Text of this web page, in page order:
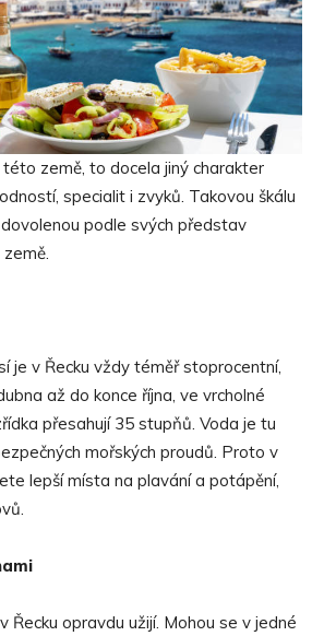
země, to docela jiný charakter
specialit i zvyků. Takovou škálu
podle svých představ
je v Řecku vždy téměř stoprocentní,
až do konce října, ve vrcholné
přesahují 35 stupňů. Voda je tu
mořských proudů. Proto v
lepší místa na plavání a potápění,
Řecku opravdu užijí. Mohou se v jedné